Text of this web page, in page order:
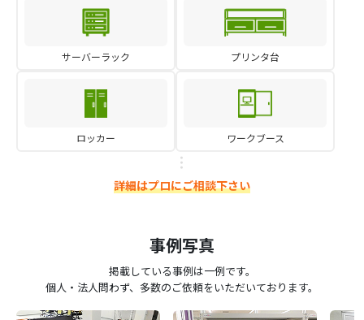
サーバーラック プリンタ台
ロッカー ワークブース
詳細はプロにご相談下さい
事例写真
掲載している事例は一例です。
個人・法人問わず、多数のご依頼をいただいております。